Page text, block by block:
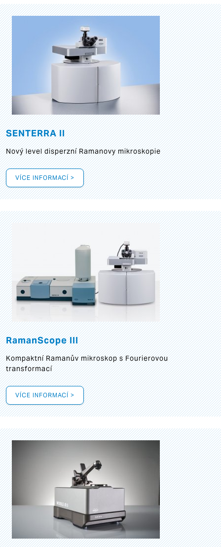
SENTERRA II
Nový level disperzní Ramanovy mikroskopie
VÍCE INFORMACÍ >
RamanScope III
Kompaktní Ramanův mikroskop s Fourierovou
transformací
VÍCE INFORMACÍ >